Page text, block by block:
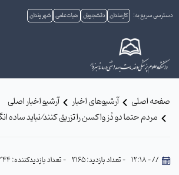
دسترسی سریع به: کارمندان دانشجویان هیات علمی شهروندان
صفحه اصلی آرشیوهای اخبار
آرشیو اخبار اصلی
مردم حتما دو دُز واکسن را تزریق کنند⁄ نباید ساده
// - 12:18 - تعداد بازدید: 2165 - تعداد بازدیدکننده: 344